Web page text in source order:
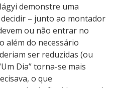
demonstre uma
– junto ao montador
ou não entrar no
além do necessário
ser reduzidas (ou
Dia” torna-se mais
o que